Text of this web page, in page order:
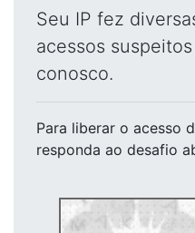
Seu IP fez
acessos
conosco.
Para liberar o acesso
responda ao desafio